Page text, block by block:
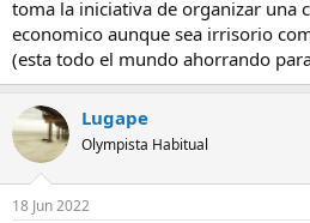
toma la iniciativa de organizar una
economico aunque sea irrisorio
(esta todo el mundo ahorrando
Lugape
Olympista Habitual
18 Jun 2022